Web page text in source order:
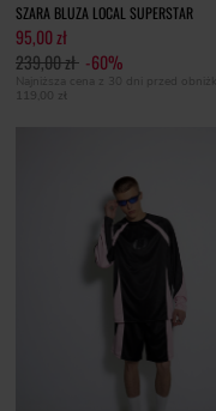
SZARA BLUZA LOCAL SUPERSTAR
95,00 zł
239,00 zł -60%
Najniższa cena z 30 dni przed obniżką
119,00 zł